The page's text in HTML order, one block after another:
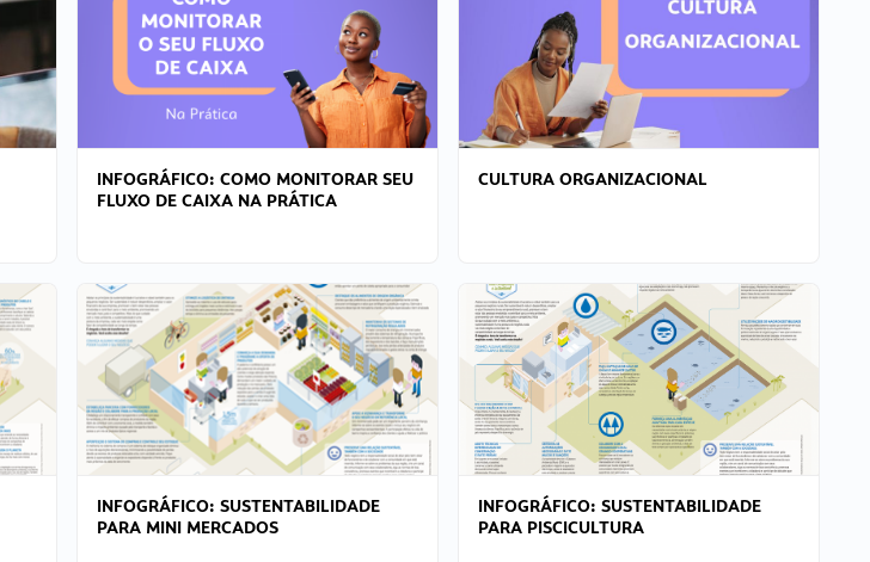
INFOGRÁFICO: COMO MONITORAR SEU
FLUXO DE CAIXA NA PRÁTICA
CULTURA ORGANIZACIONAL
INFOGRÁFICO: SUSTENTABILIDADE
PARA MINI MERCADOS
INFOGRÁFICO: SUSTENTABILIDADE
PARA PISCICULTURA